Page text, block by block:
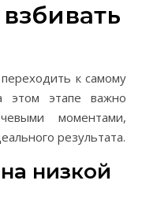
к самому
этом этапе важно
моментами,
результата.
низкой